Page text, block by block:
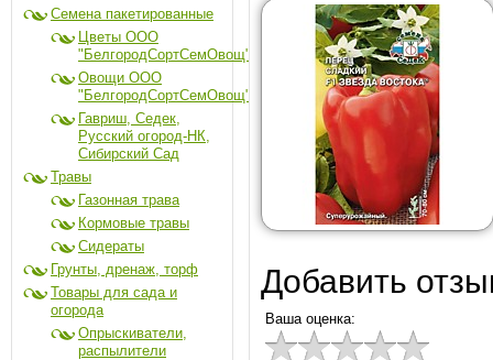
Семена пакетированные
Цветы ООО
"БелгородСортСемОвощ"
Овощи ООО
"БелгородСортСемОвощ"
Гавриш, Седек,
Русский огород-НК,
Сибирский Сад
Травы
Газонная трава
Кормовые травы
Сидераты
Грунты, дренаж, торф
Товары для сада и
огорода
Опрыскиватели,
распылители
Добавить
Ваша оценка: